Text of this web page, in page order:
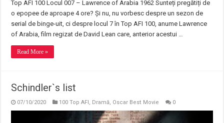
Top AFI 100 Locul 007 – Lawrence of Arabia 1962 Sunteți pregătiți de
o epopee de aproape 4 ore? Și nu, nu vorbesc despre un sezon de
serial de binge-uit, ci despre locul 7 în Top AFI 100, anume Lawrence
of Arabia, film regizat de David Lean care, anterior acestui …
Read More »
Schindler`s list
07/10/2020 100 Top AFI , Dramă, Oscar Best Movie 0